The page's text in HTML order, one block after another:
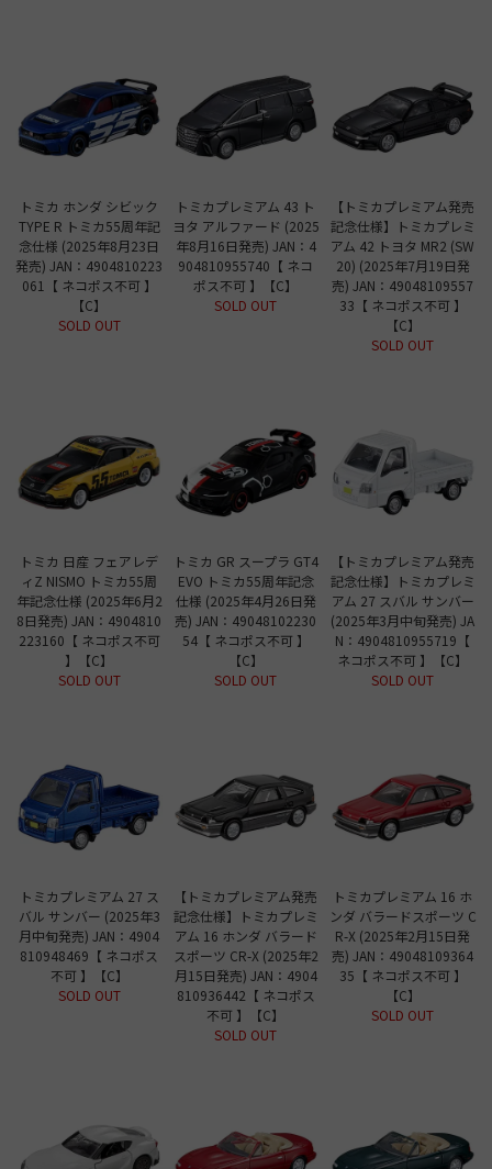
トミカ ホンダ シビック
TYPE R トミカ55周年記
念仕様 (2025年8月23日
発売) JAN：4904810223
061【 ネコポス不可 】
【C】
SOLD OUT
トミカプレミアム 43 ト
ヨタ アルファード (2025
年8月16日発売) JAN：4
904810955740【 ネコ
ポス不可 】【C】
SOLD OUT
【トミカプレミアム発売
記念仕様】トミカプレミ
アム 42 トヨタ MR2 (SW
20) (2025年7月19日発
売) JAN：49048109557
33【 ネコポス不可 】
【C】
SOLD OUT
トミカ 日産 フェアレデ
ィZ NISMO トミカ55周
年記念仕様 (2025年6月2
8日発売) JAN：4904810
223160【 ネコポス不可
】【C】
SOLD OUT
トミカ GR スープラ GT4
EVO トミカ55周年記念
仕様 (2025年4月26日発
売) JAN：49048102230
54【 ネコポス不可 】
【C】
SOLD OUT
【トミカプレミアム発売
記念仕様】トミカプレミ
アム 27 スバル サンバー
(2025年3月中旬発売) JA
N：4904810955719【
ネコポス不可 】【C】
SOLD OUT
トミカプレミアム 27 ス
バル サンバー (2025年3
月中旬発売) JAN：4904
810948469【 ネコポス
不可 】【C】
SOLD OUT
【トミカプレミアム発売
記念仕様】トミカプレミ
アム 16 ホンダ バラード
スポーツ CR-X (2025年2
月15日発売) JAN：4904
810936442【 ネコポス
不可 】【C】
SOLD OUT
トミカプレミアム 16 ホ
ンダ バラードスポーツ C
R-X (2025年2月15日発
売) JAN：49048109364
35【 ネコポス不可 】
【C】
SOLD OUT